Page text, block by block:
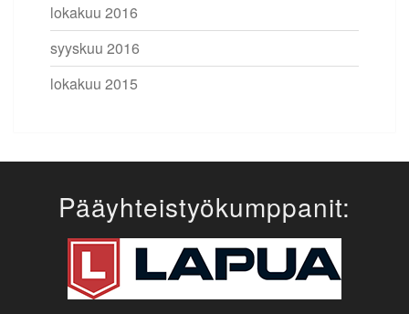
lokakuu 2016
syyskuu 2016
lokakuu 2015
Pääyhteistyökumppanit: